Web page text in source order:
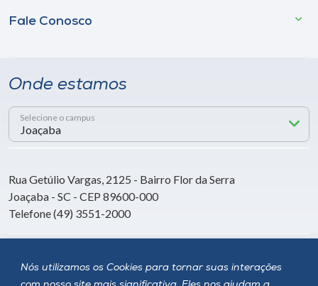
Nós utilizamos os Cookies para tornar suas interações
Fale Conosco
Onde estamos
Selecione o campus
Rua Getúlio Vargas, 2125 - Bairro Flor da Serra
Joaçaba - SC - CEP 89600-000
Telefone (49) 3551-2000
Siga a Unoesc